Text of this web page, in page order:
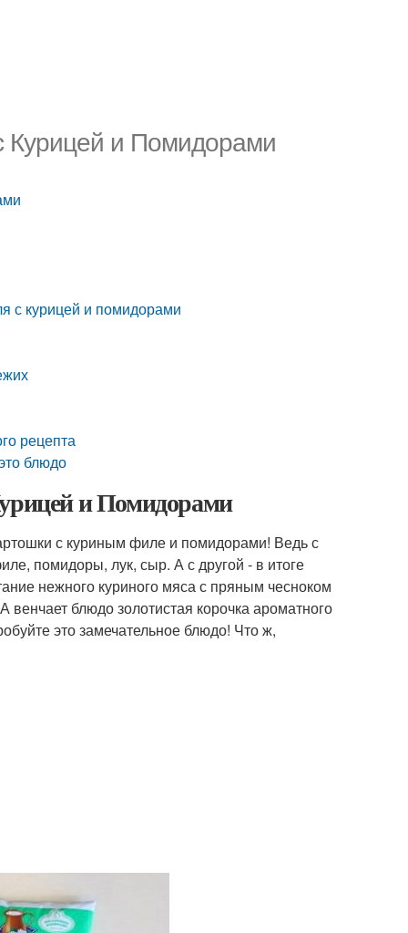
Курицей и Помидорами
с курицей и помидорами
рецепта
блюдо
и Помидорами
с куриным филе и помидорами! Ведь с
помидоры, лук, сыр. А с другой - в итоге
нежного куриного мяса с пряным чесноком
блюдо золотистая корочка ароматного
это замечательное блюдо! Что ж,